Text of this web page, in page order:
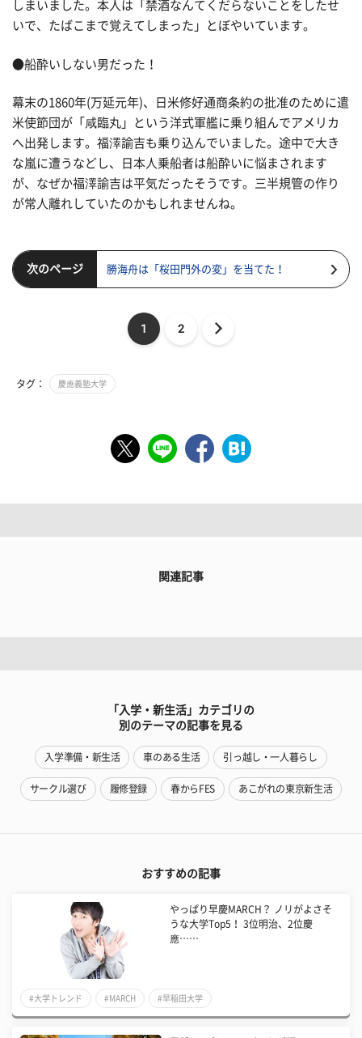
しまいました。本人は「禁酒なんてくだらないことをしたせ
いで、たばこまで覚えてしまった」とぼやいています。
●船酔いしない男だった！
幕末の1860年(万延元年)、日米修好通商条約の批准のために遣
米使節団が「咸臨丸」という洋式軍艦に乗り組んでアメリカ
へ出発します。福澤諭吉も乗り込んでいました。途中で大き
な嵐に遭うなどし、日本人乗船者は船酔いに悩まされます
が、なぜか福澤諭吉は平気だったそうです。三半規管の作り
が常人離れしていたのかもしれませんね。
次のページ 勝海舟は「桜田門外の変」を当てた！
1 2
タグ： 慶應義塾大学
関連記事
「入学・新生活」カテゴリの
別のテーマの記事を見る
入学準備・新生活 車のある生活 引っ越し・一人暮らし
サークル選び 履修登録 春からFES あこがれの東京新生活
おすすめの記事
やっぱり早慶MARCH？ ノリがよさそ
うな大学Top5！ 3位明治、2位慶
應……
#大学トレンド #MARCH #早稲田大学